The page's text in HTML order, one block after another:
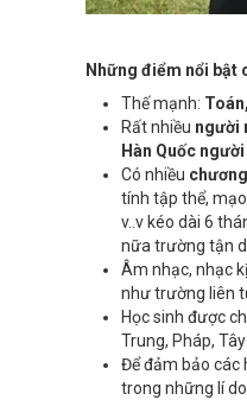
Những điểm nổi bật
Thế mạnh:
Rất nhiều người
Hàn Quốc
Có nhiều
tính tập thể,
v..v kéo dài 6
nữa trường tận
Âm nhạc, nhạc
như trường liên
Học sinh được
Trung, Pháp,
Để đảm bảo các
trong những lí